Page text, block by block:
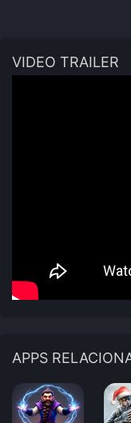
VIDEO TRAILER
APPS